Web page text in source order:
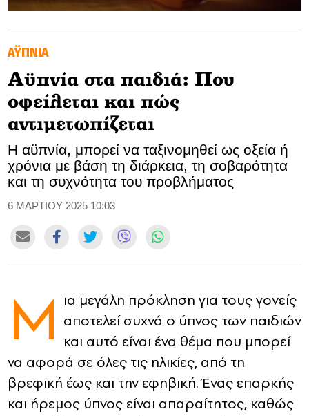
SOOZIE’S FRIENDS
CULTURE
TASTELAND
TECH
HEALTH
MEDIALAND
DRIVE
DIA Y NOCHE
CONTACT
ADVERTISE
ΑΫΠΝΙΑ
Αϋπνία στα παιδιά: Που
οφείλεται και πώς
αντιμετωπίζεται
Η αϋπνία, μπορεί να ταξινομηθεί ως οξεία ή
χρόνια με βάση τη διάρκεια, τη σοβαρότητα
και τη συχνότητα του προβλήματος
6 ΜΑΡΤΙΟΥ 2025 10:03
Μ ια μεγάλη πρόκληση για τους γονείς
αποτελεί συχνά ο ύπνος των παιδιών
και αυτό είναι ένα θέμα που μπορεί
να αφορά σε όλες τις ηλικίες, από τη
βρεφική έως και την εφηβική. Ένας επαρκής
και ήρεμος ύπνος είναι απαραίτητος, καθώς